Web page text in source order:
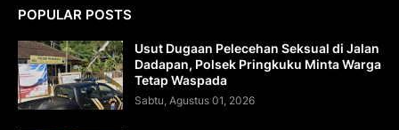
POPULAR POSTS
Usut Dugaan Pelecehan Seksual di Jalan
Dadapan, Polsek Pringkuku Minta Warga
Tetap Waspada
Sabtu, Agustus 01, 2026